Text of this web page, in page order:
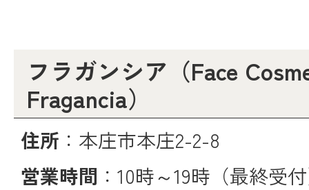
フラガンシア（Face
Fragancia）
住所 ：本庄市本庄2-2-8
営業時間 ：10時～19時（最終受